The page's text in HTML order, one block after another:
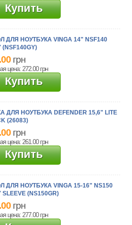
Купить
ДЛЯ НОУТБУКА VINGA 14" NSF140
(NSF140GY)
грн
цена: 272.00 грн
Купить
ДЛЯ НОУТБУКА DEFENDER 15,6" LITE
(26083)
грн
цена: 261.00 грн
Купить
ДЛЯ НОУТБУКА VINGA 15-16" NS150
SLEEVE (NS150GR)
грн
цена: 277.00 грн